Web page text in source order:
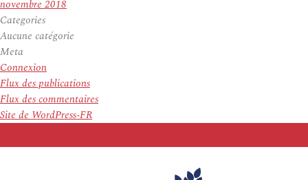
novembre 2018
Categories
Aucune catégorie
Meta
Connexion
Flux des publications
Flux des commentaires
Site de WordPress-FR